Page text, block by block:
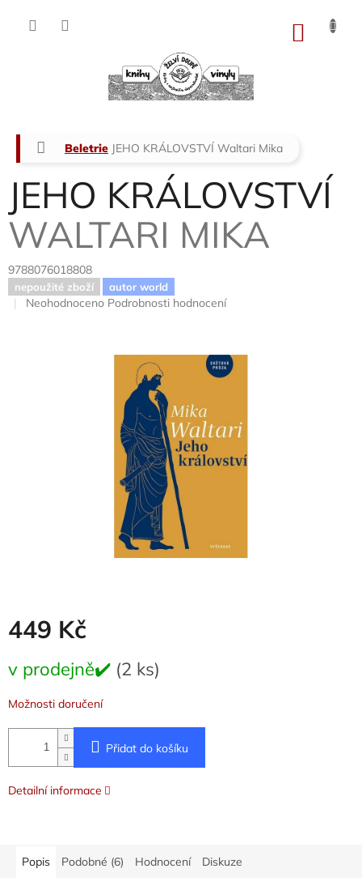
Domů
Beletrie JEHO KRÁLOVSTVÍ Waltari Mika
JEHO KRÁLOVSTVÍ
WALTARI MIKA
9788076018808
nepoužité zboží autor world
Průměrné
Neohodnoceno Podrobnosti hodnocení
449 Kč
cena:
v prodejně✔️ (2 ks)
Možnosti doručení
Přidat do košíku
Detailní informace
Popis Podobné (6) Hodnocení Diskuze